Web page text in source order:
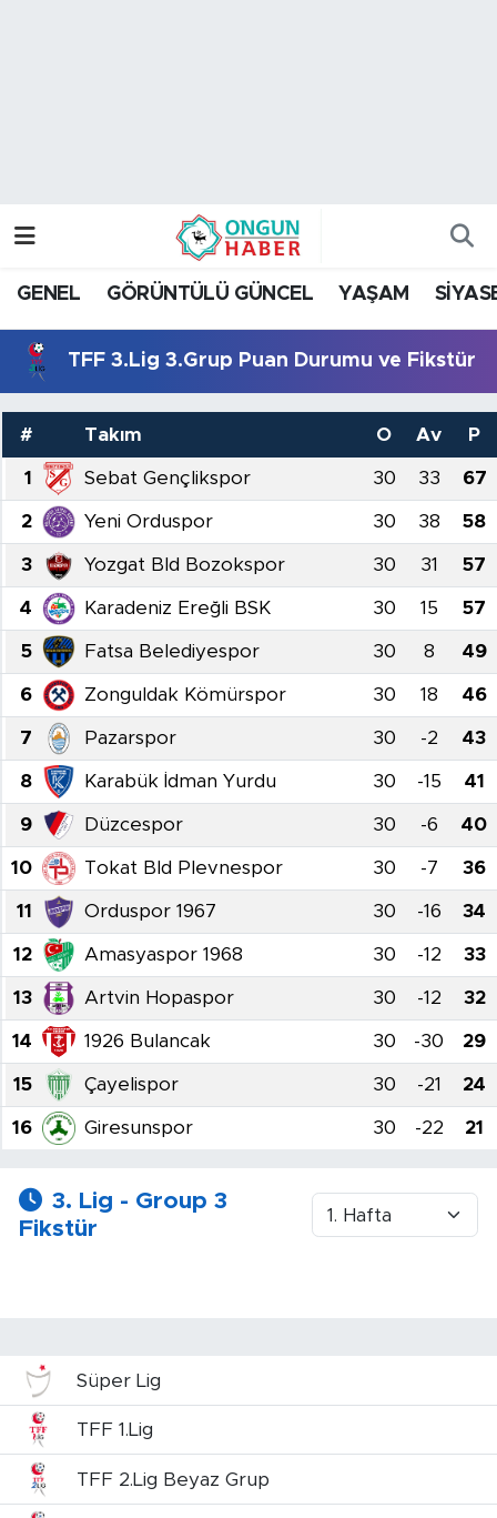
GENEL GÖRÜNTÜLÜ GÜNCEL YAŞAM
TFF 3.Lig 3.Grup Puan Durumu ve Fikstür
# Takım O Av P
1 Sebat Gençlikspor 30 33 67
2 Yeni Orduspor 30 38 58
3 Yozgat Bld Bozokspor 30 31 57
4 Karadeniz Ereğli BSK 30 15 57
5 Fatsa Belediyespor 30 8 49
6 Zonguldak Kömürspor 30 18 46
7 Pazarspor 30 -2 43
8 Karabük İdman Yurdu 30 -15 41
9 Düzcespor 30 -6 40
10 Tokat Bld Plevnespor 30 -7 36
11 Orduspor 1967 30 -16 34
12 Amasyaspor 1968 30 -12 33
13 Artvin Hopaspor 30 -12 32
14 1926 Bulancak 30 -30 29
15 Çayelispor 30 -21 24
16 Giresunspor 30 -22 21
3. Lig - Group 3
Fikstür
Süper Lig
TFF 1.Lig
TFF 2.Lig Beyaz Grup
Trafik Durumu
Tüm Manşetler
Son Dakika Haberleri
Haber Arşivi